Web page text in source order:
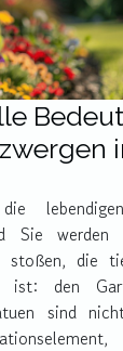
Sie
stoßen, die
ist: den
sind